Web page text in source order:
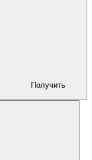
Получить